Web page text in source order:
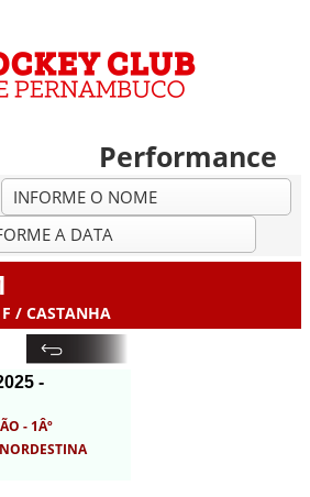
Performance
/ CASTANHA
-
- 1Âº